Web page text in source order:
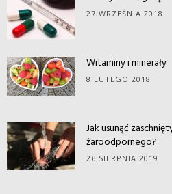
27 WRZEŚNIA 2018
Witaminy i minerały
8 LUTEGO 2018
Jak usunąć
żaroodpornego?
26 SIERPNIA 2019